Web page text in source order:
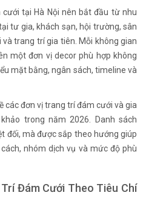
tại Hà Nội nên bắt đầu từ nhu
tư gia, khách sạn, hội trường, sân
trang trí gia tiên. Mỗi không gian
một đơn vị decor phù hợp không
mặt bằng, ngân sách, timeline và
các đơn vị trang trí đám cưới và gia
trong năm 2026. Danh sách
đối, mà được sắp theo hướng giúp
nhóm dịch vụ và mức độ phù
Đám Cưới Theo Tiêu Chí